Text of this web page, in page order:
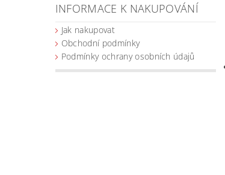
INFORMACE K NAKUPOVÁNÍ
Jak nakupovat
Obchodní podmínky
Podmínky ochrany osobních údajů